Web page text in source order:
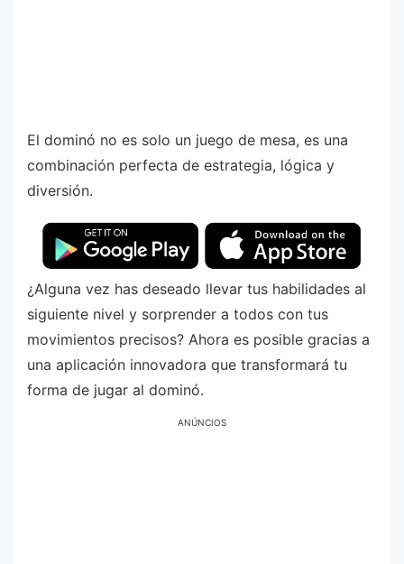
El dominó no es solo un juego de mesa, es una
combinación perfecta de estrategia, lógica y
diversión.
¿Alguna vez has deseado llevar tus habilidades al
siguiente nivel y sorprender a todos con tus
movimientos precisos? Ahora es posible gracias a
una aplicación innovadora que transformará tu
forma de jugar al dominó.
ANÚNCIOS